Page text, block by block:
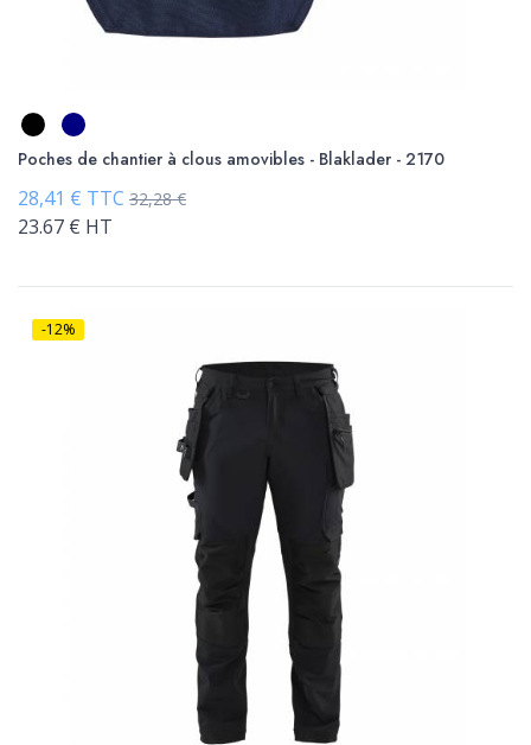
Poches de chantier à clous amovibles - Blaklader - 2170
28,41 € TTC 32,28 €
23.67 € HT
-12%